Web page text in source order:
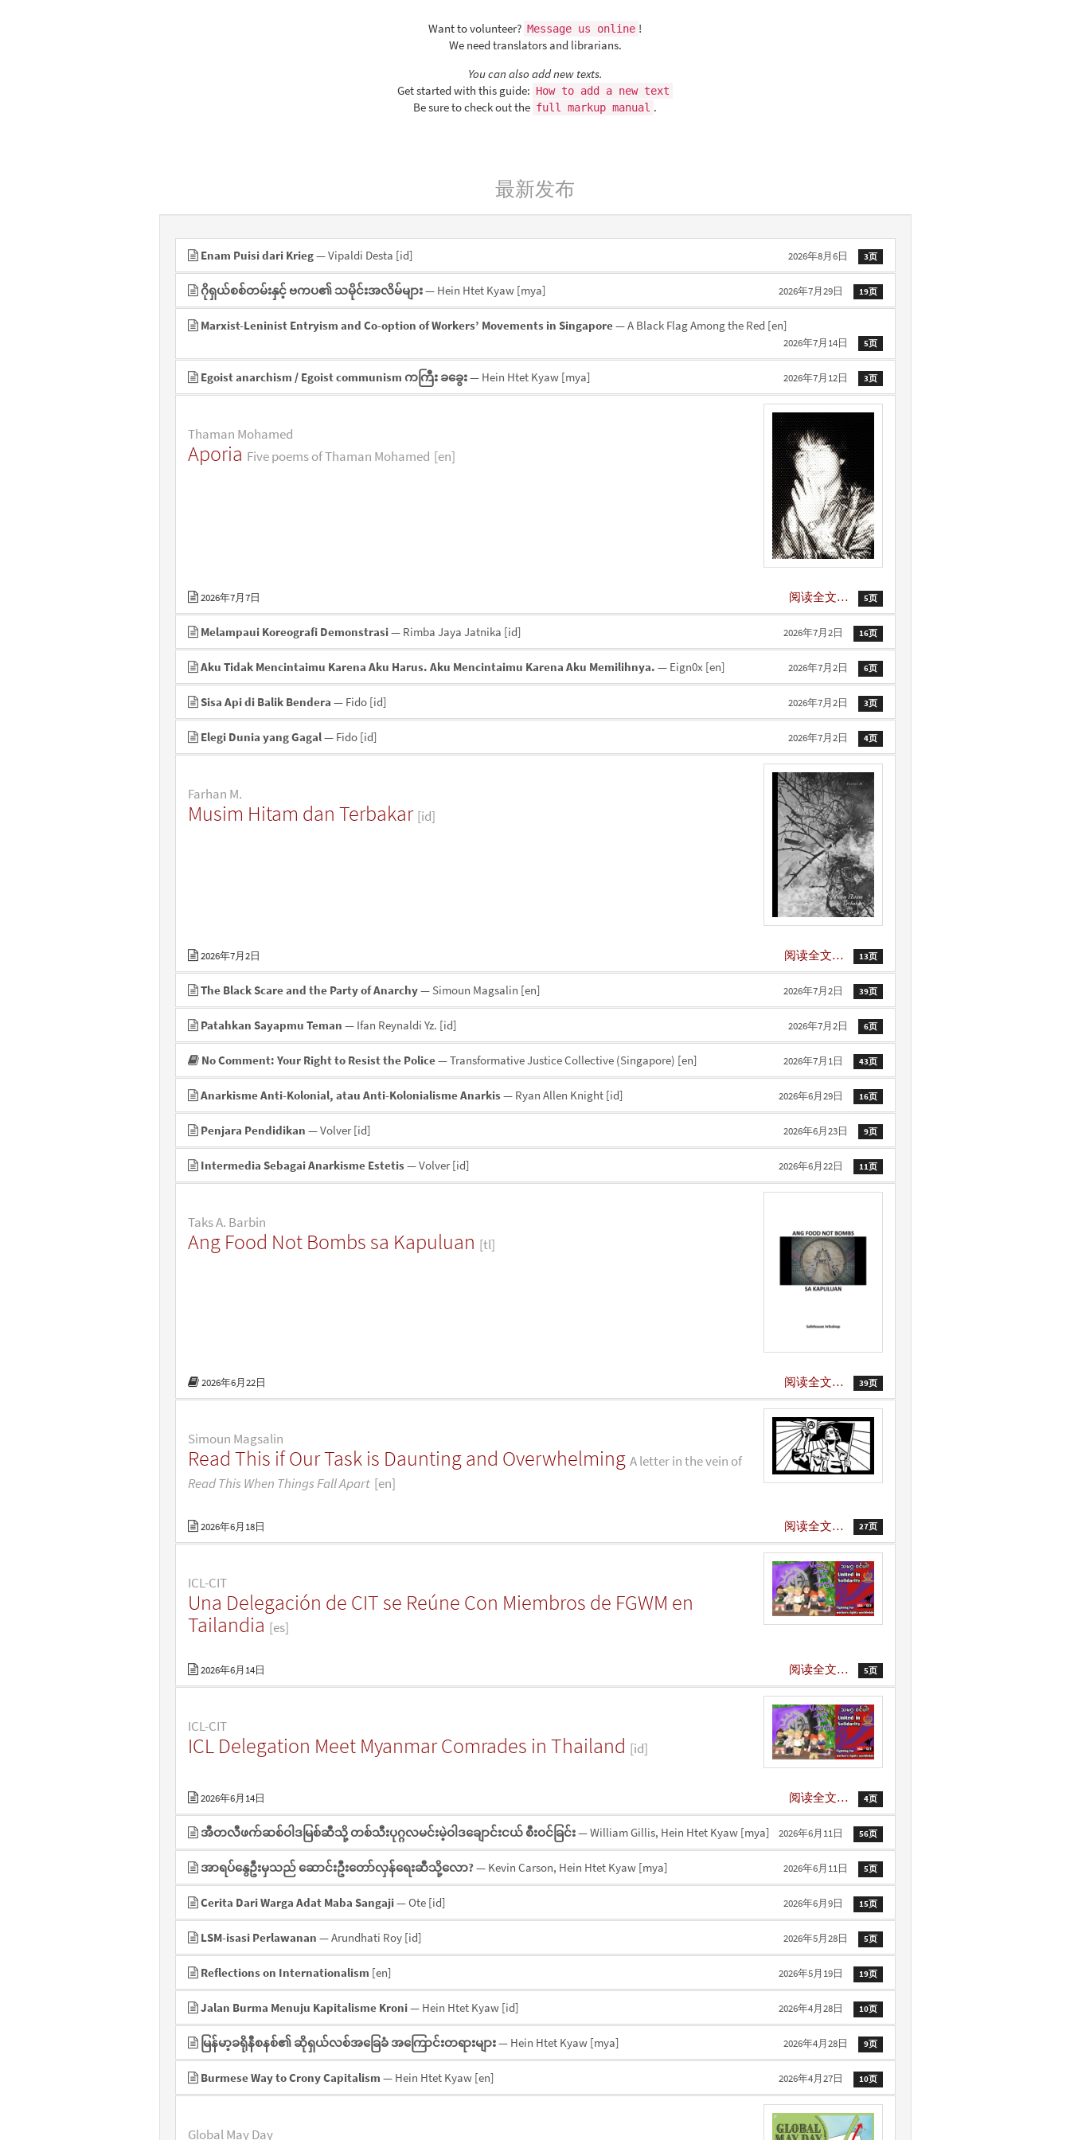
Want to volunteer? Message us online !
We need translators and librarians.
You can also add new texts.
Get started with this guide: How to add a new text
Be sure to check out the full markup manual .
最新发布
Enam Puisi dari Krieg— Vipaldi Desta [id] 2026年8月6日 3页
ဂိုရှယ်စစ်တမ်းနှင့် ဗကပ၏ သမိုင်းအလိမ်များ— Hein Htet Kyaw [mya] 2026年7月29日 19页
Marxist-Leninist Entryism and Co-option of Workers’ Movements in Singapore— A Black Flag Among the Red [en]
2026年7月14日 5页
Egoist anarchism / Egoist communism ကကြီး ခခွေး— Hein Htet Kyaw [mya] 2026年7月12日 3页
Thaman Mohamed
Aporia Five poems of Thaman Mohamed [en]
2026年7月7日 阅读全文… 5页
Melampaui Koreografi Demonstrasi— Rimba Jaya Jatnika [id] 2026年7月2日 16页
Aku Tidak Mencintaimu Karena Aku Harus. Aku Mencintaimu Karena Aku Memilihnya. — Eign0x [en] 2026年7月2日 6页
Sisa Api di Balik Bendera — Fido [id] 2026年7月2日 3页
Elegi Dunia yang Gagal— Fido [id] 2026年7月2日 4页
Farhan M.
Musim Hitam dan Terbakar [id]
2026年7月2日 阅读全文… 13页
The Black Scare and the Party of Anarchy— Simoun Magsalin [en] 2026年7月2日 39页
Patahkan Sayapmu Teman — Ifan Reynaldi Yz. [id] 2026年7月2日 6页
No Comment: Your Right to Resist the Police— Transformative Justice Collective (Singapore) [en] 2026年7月1日 43页
Anarkisme Anti-Kolonial, atau Anti-Kolonialisme Anarkis — Ryan Allen Knight [id] 2026年6月29日 16页
Penjara Pendidikan — Volver [id] 2026年6月23日 9页
Intermedia Sebagai Anarkisme Estetis — Volver [id] 2026年6月22日 11页
Taks A. Barbin
Ang Food Not Bombs sa Kapuluan [tl]
2026年6月22日 阅读全文… 39页
Simoun Magsalin
Read This if Our Task is Daunting and Overwhelming A letter in the vein of
Read This When Things Fall Apart [en]
2026年6月18日 阅读全文… 27页
ICL-CIT
Una Delegación de CIT se Reúne Con Miembros de FGWM en
Tailandia [es]
2026年6月14日 阅读全文… 5页
ICL-CIT
ICL Delegation Meet Myanmar Comrades in Thailand [id]
2026年6月14日 阅读全文… 4页
အီတလီဖက်ဆစ်ဝါဒမြစ်ဆီသို့ တစ်သီးပုဂ္ဂလမင်းမဲ့‌ဝါဒချောင်းငယ် စီးဝင်ခြင်း— William Gillis, Hein Htet Kyaw [mya] 2026年6月11日 56页
အာရပ်နွေဦးမှသည် ဆောင်းဦးတော်လှန်ရေးဆီသို့လော?— Kevin Carson, Hein Htet Kyaw [mya] 2026年6月11日 5页
Cerita Dari Warga Adat Maba Sangaji— Ote [id] 2026年6月9日 15页
LSM-isasi Perlawanan — Arundhati Roy [id] 2026年5月28日 5页
Reflections on Internationalism [en] 2026年5月19日 19页
Jalan Burma Menuju Kapitalisme Kroni— Hein Htet Kyaw [id] 2026年4月28日 10页
မြန်မာ့ခရိုနီစနစ်၏ ဆိုရှယ်လစ်အခြေခံ အကြောင်းတရားများ— Hein Htet Kyaw [mya] 2026年4月28日 9页
Burmese Way to Crony Capitalism — Hein Htet Kyaw [en] 2026年4月27日 10页
Global May Day